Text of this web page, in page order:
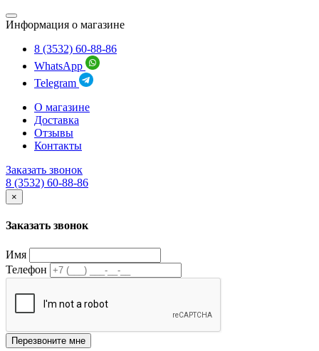
Информация о магазине
8 (3532) 60-88-86
WhatsApp
Telegram
О магазине
Доставка
Отзывы
Контакты
Заказать звонок
8 (3532) 60-88-86
×
Заказать звонок
Имя
Телефон
Перезвоните мне